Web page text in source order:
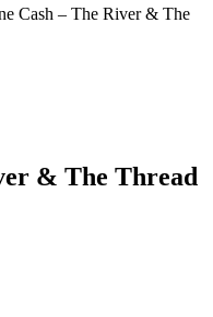
Cash – The River & The
& The Thread